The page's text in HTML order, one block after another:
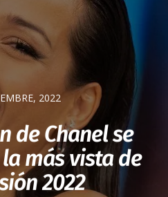
2022
de Chanel se
más vista de
2022